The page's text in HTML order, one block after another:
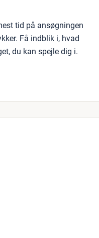
tid på ansøgningen
Få indblik i, hvad
du kan spejle dig i.